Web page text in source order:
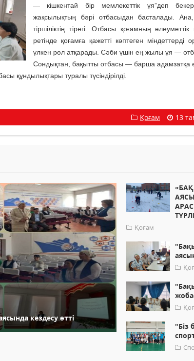
— кішкентай бір мемлекеттік ұя”деп
жақсылықтың бәрі отбасыдан басталады.
тіршіліктің тірегі. Отбасы қоғамның
ретінде қоғамға қажетті көптеген
үлкен рөл атқарады. Сәби үшін ең жылы ұя —
Сондықтан, бақытты отбасы — барша адамзатқа
құндылықтары туралы түсіндірілді.
Қоғам 13
кездесу өтті
Қоғам
"Біз